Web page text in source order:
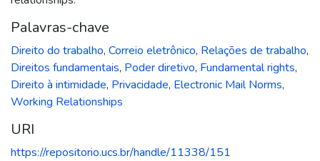
Palavras-chave
Direito do trabalho, Correio eletrônico, Relações de trabalho,
Direitos fundamentais, Poder diretivo, Fundamental rights,
Direito à intimidade, Privacidade, Electronic Mail Norms,
Working Relationships
URI
https://repositorio.ucs.br/handle/11338/151